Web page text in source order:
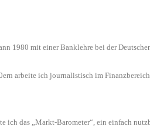
1980 mit einer Banklehre bei der
arbeite ich journalistisch im
das „Markt-Barometer“, ein einfach